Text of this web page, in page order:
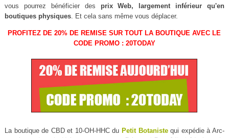
vous pourrez bénéficier des prix Web, largement inférieur qu'en
boutiques physiques. Et cela sans même vous déplacer.
PROFITEZ DE 20% DE REMISE SUR TOUT LA BOUTIQUE AVEC LE
CODE PROMO : 20TODAY
La boutique de CBD et 10-OH-HHC du Petit Botanistequi expédie à Arc-